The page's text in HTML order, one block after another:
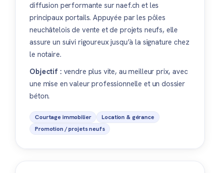
diffusion performante sur naef.ch et les
principaux portails. Appuyée par les pôles
neuchâtelois de vente et de projets neufs, elle
assure un suivi rigoureux jusqu’à la signature chez
le notaire.
Objectif : vendre plus vite, au meilleur prix, avec
une mise en valeur professionnelle et un dossier
béton.
Courtage immobilier
Location & gérance
Promotion / projets neufs